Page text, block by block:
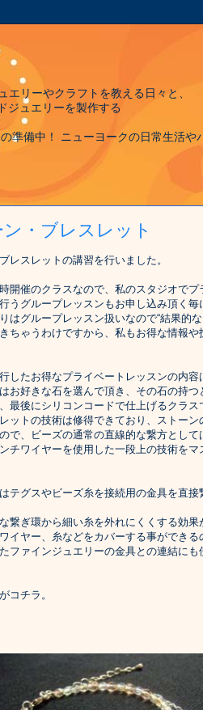
リーやクラフトを教える日々と、
ジュエリーを製作する
準備中！ ニューヨークの日常生活や
・ブレスレット
レスレットの講習を行いました。
開催のクラスなので、私のスタジオでプ
うグループレッスンもお申し込み頂く
はグループレッスン扱いなので“結果的
ちゃうわけですから、私もお得な情報や
したお得なプライベートレッスンの内
お好きな石を選んで頂き、その石の持
最後にシリコンコードで仕上げるクラ
ットの技術は修得できており、ストー
で、ビーズの通常の直線的な繋方として
チワイヤーを使用した一段上の技術をマ
テグスやビーズ糸を接続用の金具を直
繋ぎ環から細い糸を外れにくくする効
イヤー、糸などをカバーする事ができ
ファインジュエリーの金具との連結にも
コチラ。